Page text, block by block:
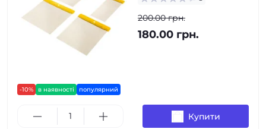
-10% в наявності популярний
200.00 грн.
180.00 грн.
Купити